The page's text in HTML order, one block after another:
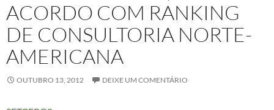
ACORDO COM RANKING
DE CONSULTORIA NORTE-
AMERICANA
OUTUBRO 13, 2012 DEIXE UM COMENTÁRIO